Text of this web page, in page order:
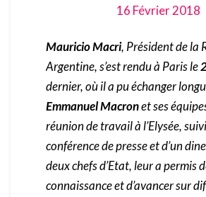
16 Février 2018
Mauricio Macri, Président de la
Argentine, s’est rendu à Paris le
dernier, où il a pu échanger
Emmanuel Macronet ses
réunion de travail à l’Elysée,
conférence de presse et d’un
deux chefs d’Etat, leur a permis
connaissance et d’avancer sur